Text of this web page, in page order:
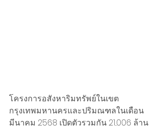
โครงการอสังหาริมทรัพย์ในเขต
กรุงเทพมหานครและปริมณฑลในเดือน
มีนาคม 2568 เปิดตัวรวมกัน 21,006 ล้าน